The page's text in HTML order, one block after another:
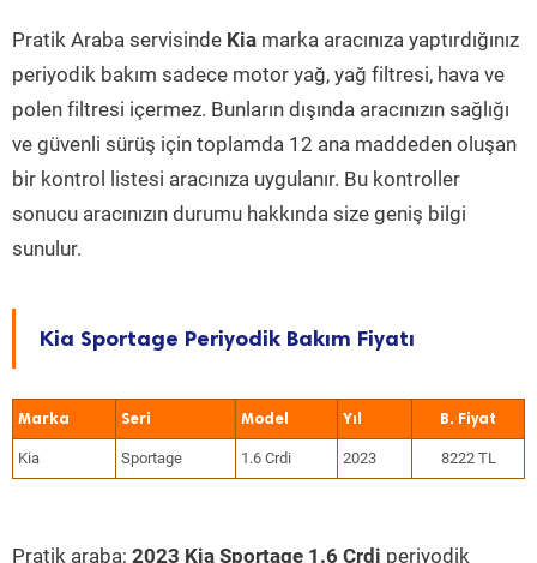
Pratik Araba servisinde Kia marka aracınıza yaptırdığınız
periyodik bakım sadece motor yağ, yağ filtresi, hava ve
polen filtresi içermez. Bunların dışında aracınızın sağlığı
ve güvenli sürüş için toplamda 12 ana maddeden oluşan
bir kontrol listesi aracınıza uygulanır. Bu kontroller
sonucu aracınızın durumu hakkında size geniş bilgi
sunulur.
Kia Sportage Periyodik Bakım Fiyatı
Marka Seri Model Yıl
Kia Sportage 1.6 Crdi 2023 8222 TL
Pratik araba; 2023 Kia Sportage 1.6 Crdi periyodik